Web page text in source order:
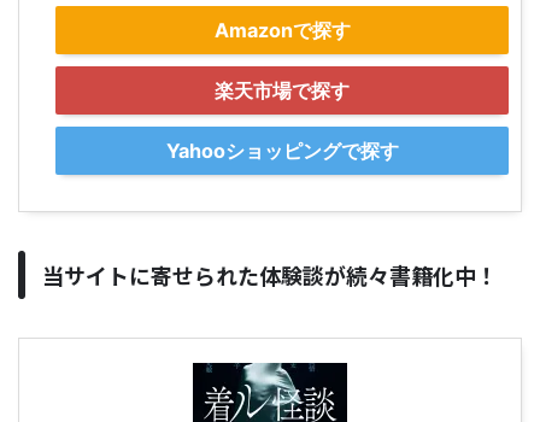
Amazonで探す
楽天市場で探す
Yahooショッピングで探す
当サイトに寄せられた体験談が続々書籍化中！